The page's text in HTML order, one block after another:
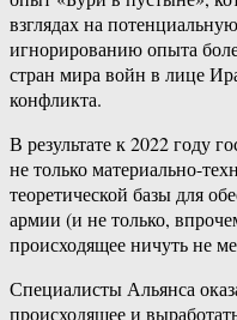
взглядах на
игнорированию опыта
стран мира войн в лице
конфликта.
В результате к 2022 году
не только материально-
теоретической базы для
армии (и не только,
происходящее ничуть не
Специалисты Альянса
происходящее и